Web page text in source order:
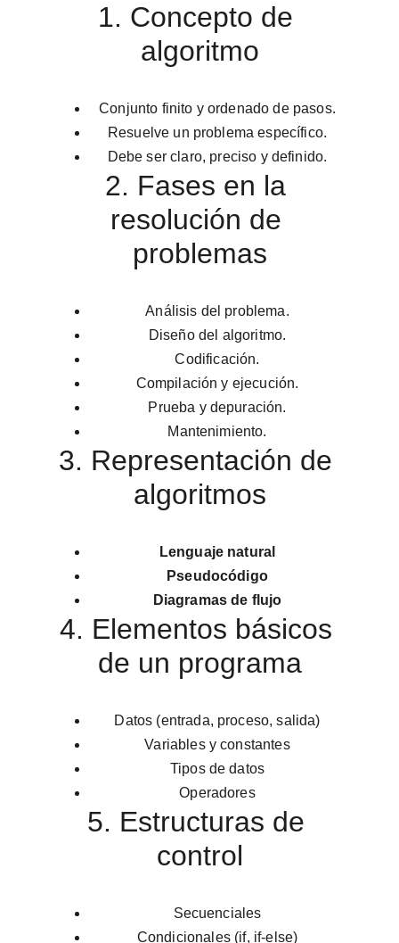
1. Concepto de
algoritmo
Conjunto finito y ordenado de pasos.
Resuelve un problema específico.
Debe ser claro, preciso y definido.
2. Fases en la
resolución de
problemas
Análisis del problema.
Diseño del algoritmo.
Codificación.
Compilación y ejecución.
Prueba y depuración.
Mantenimiento.
3. Representación de
algoritmos
Lenguaje natural
Pseudocódigo
Diagramas de flujo
4. Elementos básicos
de un programa
Datos (entrada, proceso, salida)
Variables y constantes
Tipos de datos
Operadores
5. Estructuras de
control
Secuenciales
Condicionales (if, if-else)